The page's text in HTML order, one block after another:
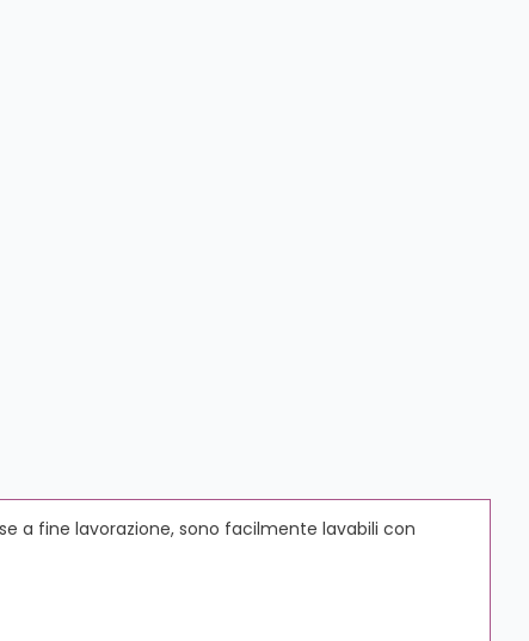
a fine lavorazione, sono facilmente lavabili con